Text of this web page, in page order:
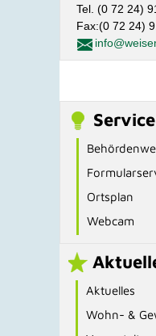
Tel. (0 72 24)
Fax:(0 72 24)
Service
Ortsplan
Webcam
Aktuelles
Wohn- &